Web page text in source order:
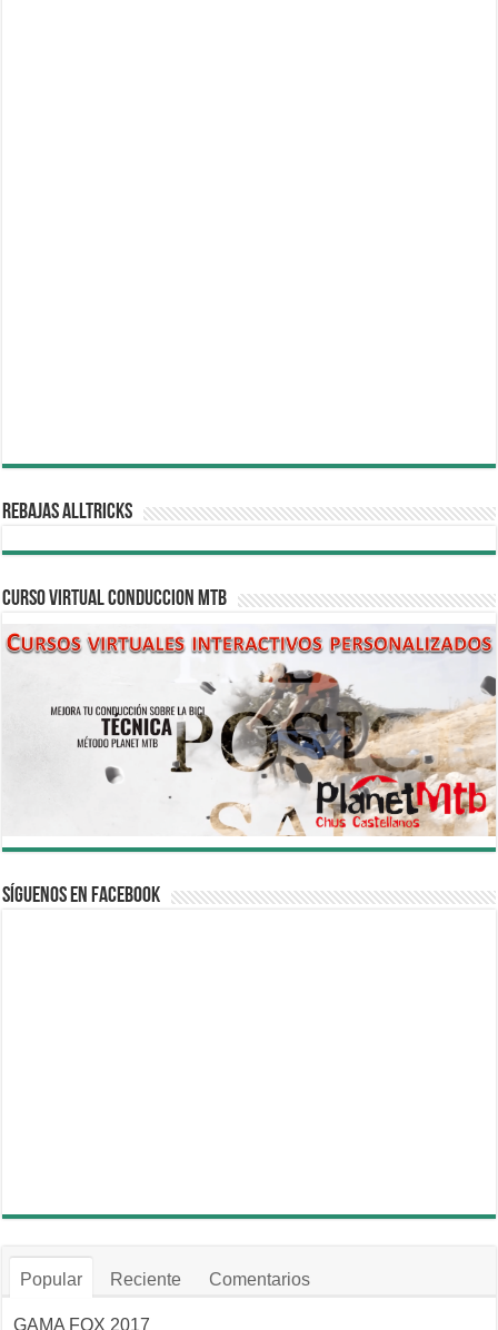
REBAJAS ALLTRICKS
CURSO VIRTUAL CONDUCCION MTB
Síguenos en Facebook
Popular Reciente Comentarios
GAMA FOX 2017